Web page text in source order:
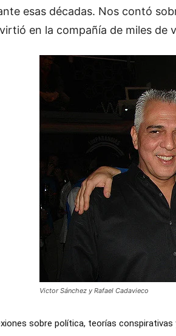
esas décadas. Nos contó
en la compañía de miles de
Victor Sánchez y Rafael Cadavieco
sobre política, teorías conspirativas